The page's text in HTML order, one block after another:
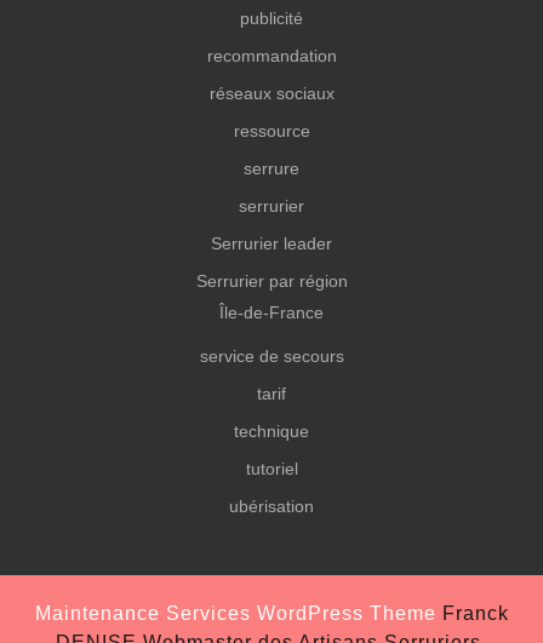
publicité
recommandation
réseaux sociaux
ressource
serrure
serrurier
Serrurier leader
Serrurier par région
Île-de-France
service de secours
tarif
technique
tutoriel
ubérisation
Maintenance Services WordPress Theme Franck